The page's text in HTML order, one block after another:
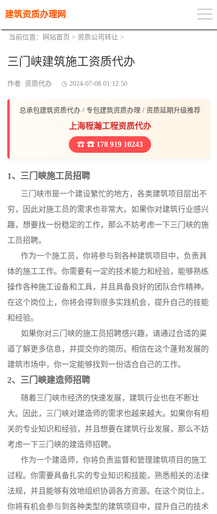
建筑资质办理网
当前位置： 网站首页 > 资质公司转让 >
三门峡建筑施工资质代办
作者: 资质代办 2024-07-08 01:12:50
总承包建筑资质代办 / 专包建筑资质办理 / 资质延期升级推荐
上海程瀚工程资质代办
☎ 178 919 10243
1、三门峡施工员招聘
三门峡市是一个建设繁忙的地方，各类建筑项目层出不
穷，因此对施工员的需求也非常大。如果你对建筑行业感兴
趣，想要找一份稳定的工作，那么不妨考虑一下三门峡的施
工员招聘。
作为一个施工员，你将参与到各种建筑项目中，负责具
体的施工工作。你需要有一定的技术能力和经验，能够熟练
操作各种施工设备和工具，并且具备良好的团队合作精神。
在这个岗位上，你将会得到很多实践机会，提升自己的技能
和经验。
如果你对三门峡的施工员招聘感兴趣，请通过合适的渠
道了解更多信息，并提交你的简历。相信在这个蓬勃发展的
建筑市场中，你一定能够找到一份适合自己的工作。
2、三门峡建造师招聘
随着三门峡市经济的快速发展，建筑行业也在不断壮
大。因此，三门峡对建造师的需求也越来越大。如果你有相
关的专业知识和经验，并且想要在建筑行业发展，那么不妨
考虑一下三门峡的建造师招聘。
作为一个建造师，你将负责监督和管理建筑项目的施工
过程。你需要具备扎实的专业知识和技能，熟悉相关的法律
法规，并且能够有效地组织协调各方资源。在这个岗位上，
你将有机会参与到各种类型的建筑项目中，提升自己的技术